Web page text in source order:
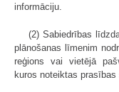
informāciju.
(2) Sabiedrības
plānošanas līmenim
reģions vai vietējā
kuros noteiktas